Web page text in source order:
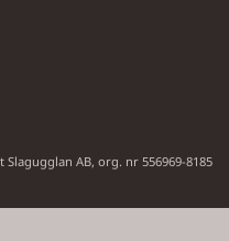
AB, org. nr 556969-8185